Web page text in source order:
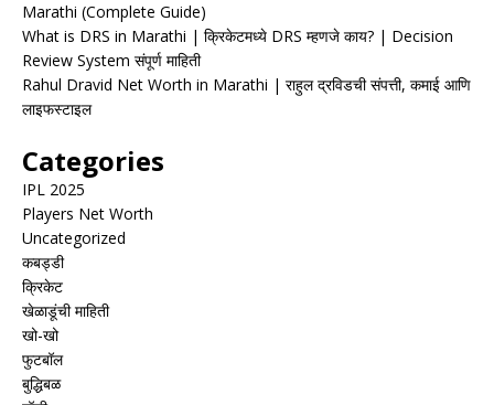
Marathi (Complete Guide)
What is DRS in Marathi | क्रिकेटमध्ये DRS म्हणजे काय? | Decision
Review System संपूर्ण माहिती
Rahul Dravid Net Worth in Marathi | राहुल द्रविडची संपत्ती, कमाई आणि
लाइफस्टाइल
Categories
IPL 2025
Players Net Worth
Uncategorized
कबड्डी
क्रिकेट
खेळाडूंची माहिती
खो-खो
फुटबॉल
बुद्धिबळ